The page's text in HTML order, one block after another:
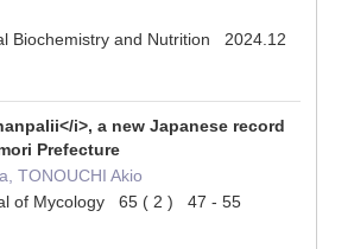
Biochemistry and Nutrition 2024.12
i>, a new Japanese record
Prefecture
TONOUCHI Akio
of Mycology 65 ( 2 ) 47 - 55